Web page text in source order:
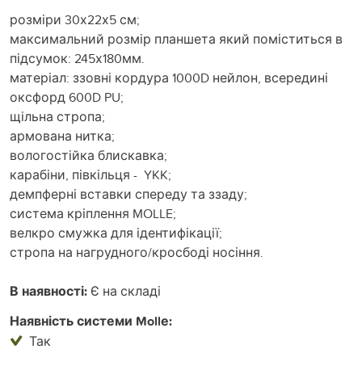
розміри 30х22х5 см;
максимальний розмір планшета який поміститься в
підсумок: 245х180мм.
матеріал: ззовні кордура 1000D нейлон, всередині
оксфорд 600D PU;
щільна стропа;
армована нитка;
вологостійка блискавка;
карабіни, півкільця - YKK;
демпферні вставки спереду та ззаду;
система кріплення MOLLE;
велкро смужка для ідентифікації;
стропа на нагрудного/кросбоді носіння.
В наявності: Є на складі
Наявність системи Mollе:
Так